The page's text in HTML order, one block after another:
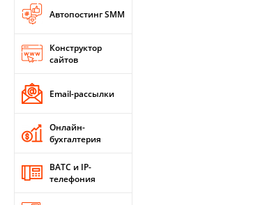
Автопостинг SMM
Конструктор
сайтов
Email-рассылки
Онлайн-
бухгалтерия
ВАТС и IP-
телефония